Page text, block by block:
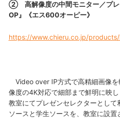
② 高解像度の中間モニター／プ
OP』《エス600オーピー》
https://www.chieru.co.jp/
Video over IP方式で高精細画像を
像度の4K対応で細部まで鮮明に映
教室にてプレゼンセレクターとし
ソースと学生ソースを、教室に設